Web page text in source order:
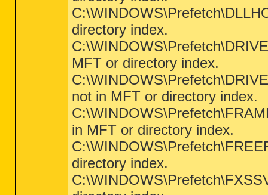
directory index.
MFT or directory index.
not in MFT or directory index.
in MFT or directory index.
directory index.